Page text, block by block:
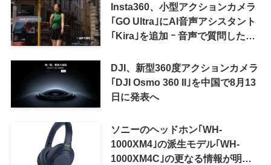
Insta360、小型アクションカメラ
｢GO Ultra｣にAI音声アシスタント
｢Kira｣を追加 ｰ 音声で質問した
可能に
DJI、新型360度アクションカメラ
｢DJI Osmo 360 II｣を中国で8月13
日に発表へ
ソニーのヘッドホン｢WH-
1000XM4｣の派生モデル｢WH-
1000XM4C｣の更なる情報が明ら